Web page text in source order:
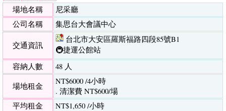
場地名稱
尼采廳
公司名稱
集思台大會議中心
交通資訊
台北市大安區羅斯福路四段85號B1
🚇捷運公館站
容納人數
48 人
場地租金
NT$6000 /4小時
. 清潔費 NT$600/場
平均租金
NT$1,650 /小時